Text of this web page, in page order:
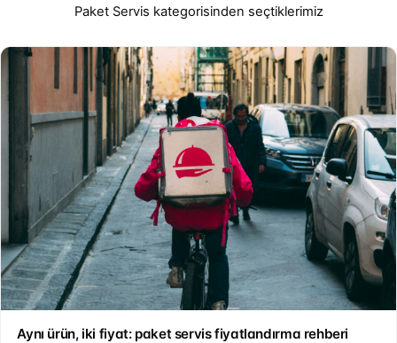
Paket Servis kategorisinden seçtiklerimiz
Aynı ürün, iki fiyat: paket servis fiyatlandırma rehberi